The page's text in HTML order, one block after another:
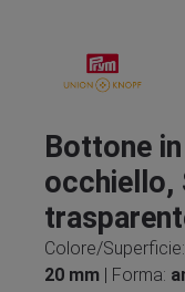
Bottone
occhiello,
Colore/Superficie:
20 mm | Forma: